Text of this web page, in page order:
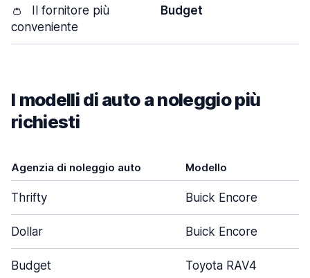
👛
Il fornitore più
conveniente
Budget
I modelli di auto a noleggio più
richiesti
Agenzia di noleggio auto Modello
Thrifty Buick Encore
Dollar Buick Encore
Budget Toyota RAV4